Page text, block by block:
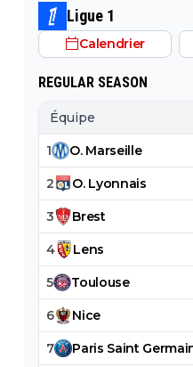
commentaire de
Twitter/X Obama,
prix Nobel utilisent
emojis... Encore des
😂🤣🤣
Ligue 1
Calendrier
REGULAR SEASON
Équipe
1 O. Marseille
2 O. Lyonnais
3 Brest
4 Lens
5 Toulouse
6 Nice
7 Paris Saint